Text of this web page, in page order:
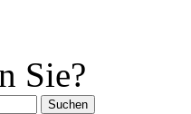
Sie?